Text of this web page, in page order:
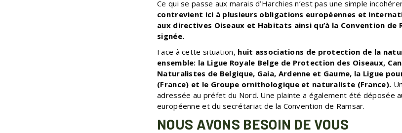
Ce qui se passe aux marais d’Harchies n’est pas une simple
contrevient ici à plusieurs obligations européennes et
aux directives Oiseaux et Habitats ainsi qu’à la Convention de
signée.
Face à cette situation, huit associations de protection de la
ensemble: la Ligue Royale Belge de Protection des Oiseaux,
Naturalistes de Belgique, Gaia, Ardenne et Gaume, la Ligue
(France) et le Groupe ornithologique et naturaliste (France).
adressée au préfet du Nord. Une plainte a également été déposée
européenne et du secrétariat de la Convention de Ramsar.
NOUS AVONS BESOIN DE VOUS